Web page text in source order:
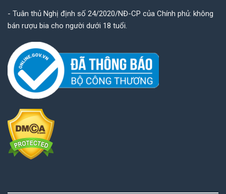
- Tuân thủ Nghị định số 24/2020/NĐ-CP của Chính phủ: không
bán rượu bia cho người dưới 18 tuổi.